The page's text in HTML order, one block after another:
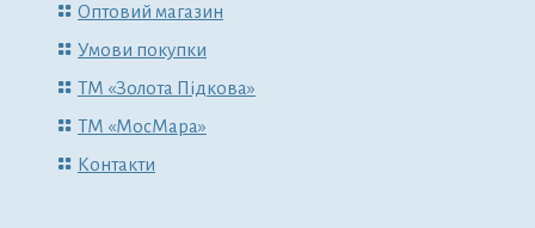
Оптовий магазин
Умови покупки
ТМ «Золота Підкова»
ТМ «МосМара»
Контакти